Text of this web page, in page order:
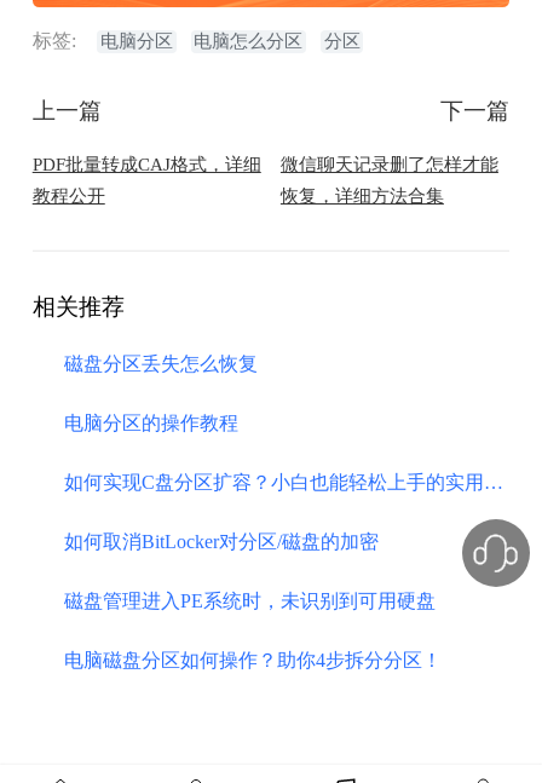
标签: 电脑分区 电脑怎么分区 分区
上一篇
PDF批量转成CAJ格式，详细
教程公开
下一篇
微信聊天记录删了怎样才能
恢复，详细方法合集
相关推荐
磁盘分区丢失怎么恢复
电脑分区的操作教程
​如何实现C盘分区扩容？小白也能轻松上手的实用教程！
如何取消BitLocker对分区/磁盘的加密
磁盘管理进入PE系统时，未识别到可用硬盘
电脑磁盘分区如何操作？助你4步拆分分区！